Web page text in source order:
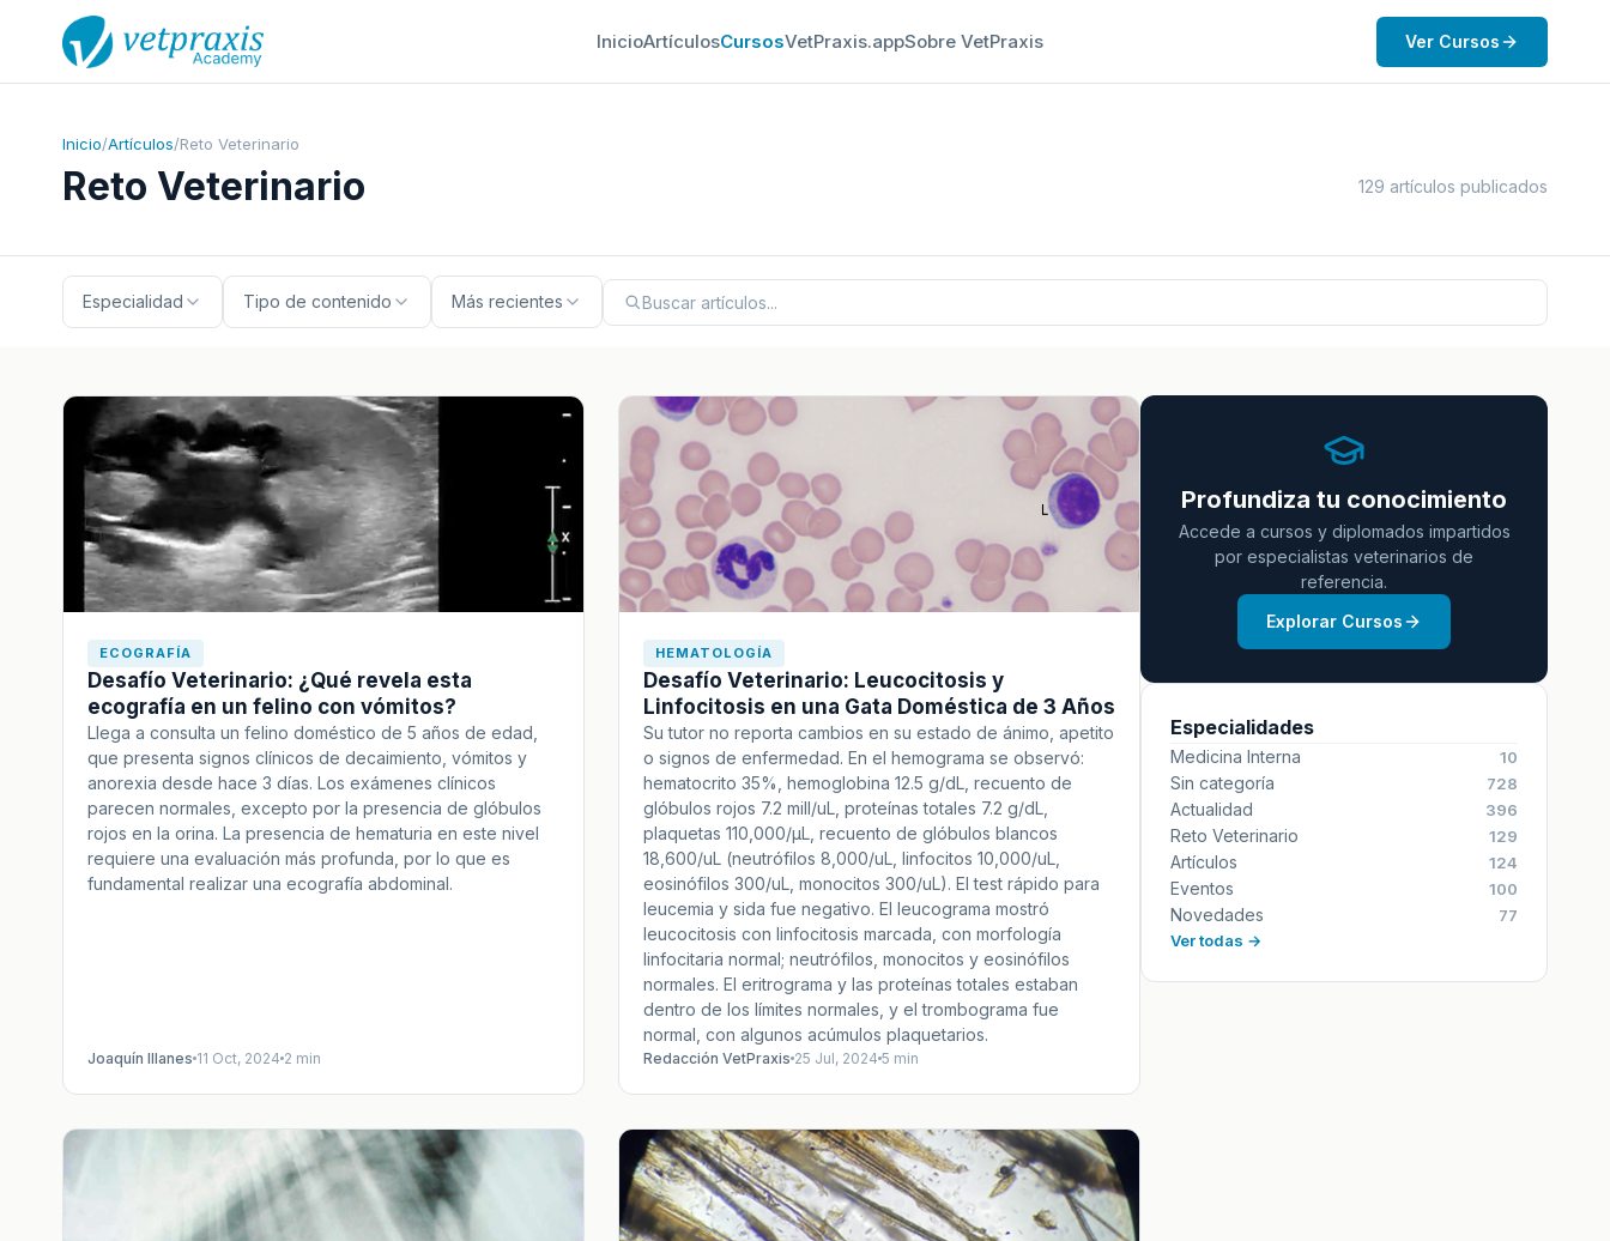
InicioArtículosCursosVetPraxis.appSobre VetPraxis Ver Cursos
Inicio/Artículos/Reto Veterinario
Reto Veterinario 129 artículos publicados
Especialidad Tipo de contenido Más recientes
ECOGRAFÍA
Desafío Veterinario: ¿Qué revela esta
ecografía en un felino con vómitos?
Llega a consulta un felino doméstico de 5 años de edad,
que presenta signos clínicos de decaimiento, vómitos y
anorexia desde hace 3 días. Los exámenes clínicos
parecen normales, excepto por la presencia de glóbulos
rojos en la orina. La presencia de hematuria en este nivel
requiere una evaluación más profunda, por lo que es
fundamental realizar una ecografía abdominal.
Joaquín Illanes 11 Oct, 2024 2 min
HEMATOLOGÍA
Desafío Veterinario: Leucocitosis y
Linfocitosis en una Gata Doméstica de 3 Años
Su tutor no reporta cambios en su estado de ánimo, apetito
o signos de enfermedad. En el hemograma se observó:
hematocrito 35%, hemoglobina 12.5 g/dL, recuento de
glóbulos rojos 7.2 mill/uL, proteínas totales 7.2 g/dL,
plaquetas 110,000/µL, recuento de glóbulos blancos
18,600/uL (neutrófilos 8,000/uL, linfocitos 10,000/uL,
eosinófilos 300/uL, monocitos 300/uL). El test rápido para
leucemia y sida fue negativo. El leucograma mostró
leucocitosis con linfocitosis marcada, con morfología
linfocitaria normal; neutrófilos, monocitos y eosinófilos
normales. El eritrograma y las proteínas totales estaban
dentro de los límites normales, y el trombograma fue
normal, con algunos acúmulos plaquetarios.
Redacción VetPraxis 25 Jul, 2024 5 min
Profundiza tu conocimiento
Accede a cursos y diplomados impartidos
por especialistas veterinarios de
referencia.
Explorar Cursos
Especialidades
Medicina Interna 10
Sin categoría 728
Actualidad 396
Reto Veterinario 129
Artículos 124
Eventos 100
Novedades
77
Ver todas →